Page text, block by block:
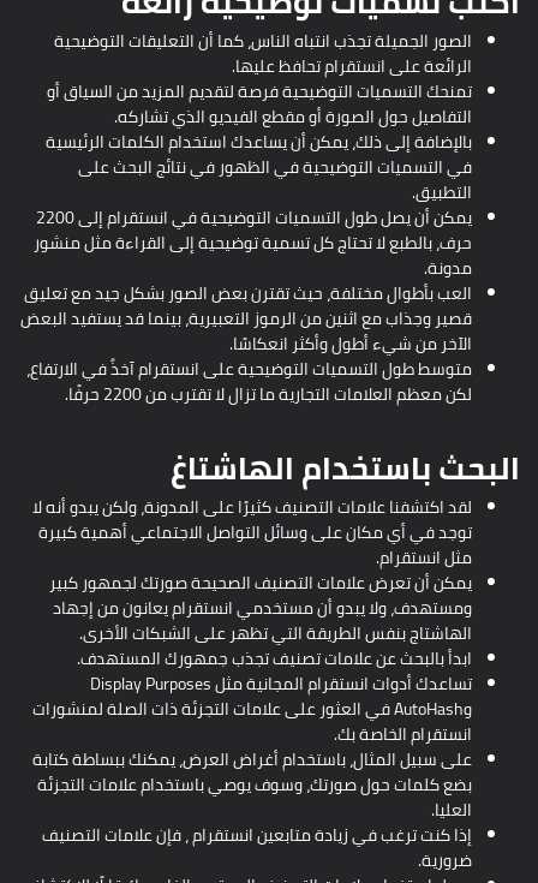
الصور الجميلة تجذب انتباه الناس، كما أن التعليقات التوضيحية
الرائعة على انستقرام تحافظ عليها.
تمنحك التسميات التوضيحية فرصة لتقديم المزيد من السياق أو
التفاصيل حول الصورة أو مقطع الفيديو الذي تشاركه.
بالإضافة إلى ذلك، يمكن أن يساعدك استخدام الكلمات الرئيسية
في التسميات التوضيحية في الظهور في نتائج البحث على
التطبيق.
يمكن أن يصل طول التسميات التوضيحية في انستقرام إلى 2200
حرف، بالطبع لا تحتاج كل تسمية توضيحية إلى القراءة مثل منشور
مدونة.
العب بأطوال مختلفة، حيث تقترن بعض الصور بشكل جيد مع تعليق
قصير وجذاب مع اثنين من الرموز التعبيرية، بينما قد يستفيد البعض
الآخر من شيء أطول وأكثر انعكاسًا.
متوسط ​​طول التسميات التوضيحية على انستقرام آخذٌ في الارتفاع،
لكن معظم العلامات التجارية ما تزال لا تقترب من 2200 حرفًا.
البحث باستخدام الهاشتاغ
لقد اكتشفنا علامات التصنيف كثيرًا على المدونة، ولكن يبدو أنه لا
توجد في أي مكان على وسائل التواصل الاجتماعي أهمية كبيرة
مثل انستقرام.
يمكن أن تعرض علامات التصنيف الصحيحة صورتك لجمهور كبير
ومستهدف، ولا يبدو أن مستخدمي انستقرام يعانون من إجهاد
الهاشتاج بنفس الطريقة التي تظهر على الشبكات الأخرى.
ابدأ بالبحث عن علامات تصنيف تجذب جمهورك المستهدف.
تساعدك أدوات انستقرام المجانية مثل Display Purposes
وAutoHash في العثور على علامات التجزئة ذات الصلة لمنشورات
انستقرام الخاصة بك.
على سبيل المثال، باستخدام أغراض العرض، يمكنك ببساطة كتابة
بضع كلمات حول صورتك، وسوف يوصي باستخدام علامات التجزئة
العليا.
إذا كنت ترغب في زيادة متابعين انستقرام ، فإن علامات التصنيف
ضرورية.